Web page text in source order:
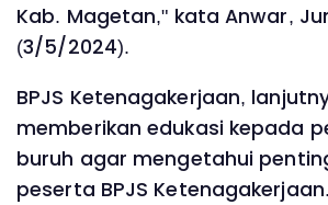
Kab. Magetan," kata Anwar,
(3/5/2024).
BPJS Ketenagakerjaan,
memberikan edukasi kepada
buruh agar mengetahui
peserta BPJS